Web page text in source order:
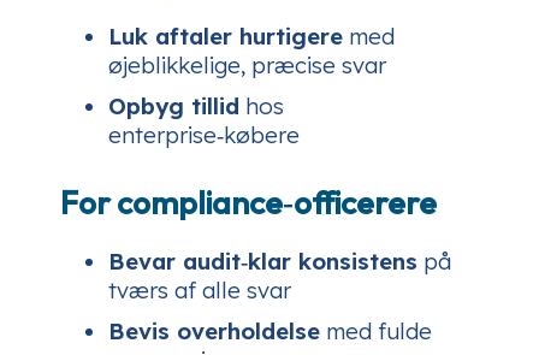
Luk aftaler hurtigere med
øjeblikkelige, præcise svar
Opbyg tillid hos
enterprise‑købere
For compliance‑officerere
Bevar audit‑klar konsistens på
tværs af alle svar
Bevis overholdelse med fulde